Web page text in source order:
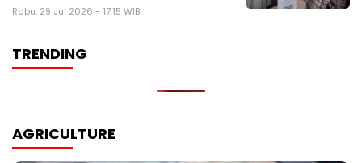
Rabu, 29 Jul 2026 - 17:15 WIB
TRENDING
AGRICULTURE